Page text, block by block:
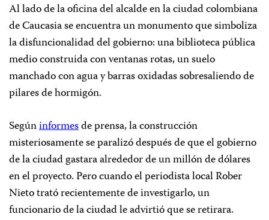
Al lado de la oficina del alcalde en la ciudad colombiana
de Caucasia se encuentra un monumento que simboliza
la disfuncionalidad del gobierno: una biblioteca pública
medio construida con ventanas rotas, un suelo
manchado con agua y barras oxidadas sobresaliendo de
pilares de hormigón.
Segúninformesde prensa, la construcción
misteriosamente se paralizó después de que el gobierno
de la ciudad gastara alrededor de un millón de dólares
en el proyecto. Pero cuando el periodista local Rober
Nieto trató recientemente de investigarlo, un
funcionario de la ciudad le advirtió que se retirara.